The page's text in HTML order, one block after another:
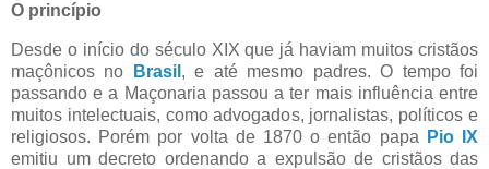
O princípio
Desde o início do século XIX que já haviam muitos cristãos
maçônicos no
Brasil , e até mesmo padres. O tempo foi
passando e a Maçonaria passou a ter mais influência entre
muitos intelectuais, como advogados, jornalistas, políticos e
religiosos. Porém por volta de 1870 o então papa
Pio IX
emitiu um decreto ordenando a expulsão de cristãos das